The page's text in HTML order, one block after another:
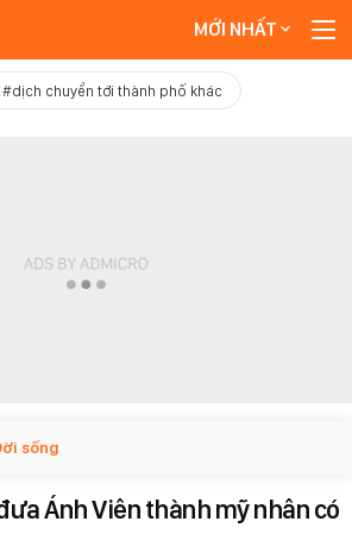
MỚI NHẤT
#dịch chuyển tới thành phố khác
sống
Ánh Viên thành mỹ nhân có